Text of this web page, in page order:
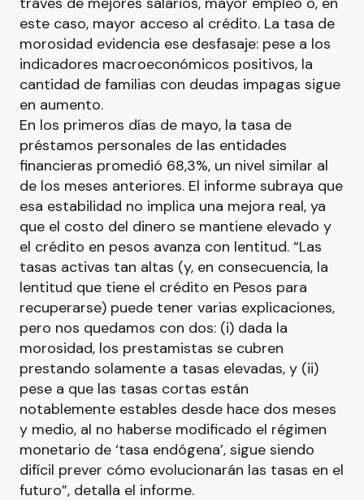
este caso, mayor acceso al crédito. La tasa de
morosidad evidencia ese desfasaje: pese a los
indicadores macroeconómicos positivos, la
cantidad de familias con deudas impagas sigue
en aumento.
En los primeros días de mayo, la tasa de
préstamos personales de las entidades
financieras promedió 68,3%, un nivel similar al
de los meses anteriores. El informe subraya que
esa estabilidad no implica una mejora real, ya
que el costo del dinero se mantiene elevado y
el crédito en pesos avanza con lentitud. “Las
tasas activas tan altas (y, en consecuencia, la
lentitud que tiene el crédito en Pesos para
recuperarse) puede tener varias explicaciones,
pero nos quedamos con dos: (i) dada la
morosidad, los prestamistas se cubren
prestando solamente a tasas elevadas, y (ii)
pese a que las tasas cortas están
notablemente estables desde hace dos meses
y medio, al no haberse modificado el régimen
monetario de ‘tasa endógena’, sigue siendo
difícil prever cómo evolucionarán las tasas en el
futuro”, detalla el informe.